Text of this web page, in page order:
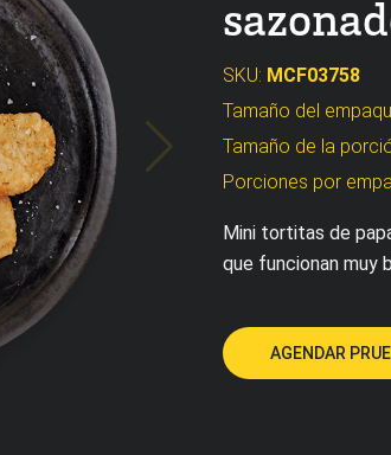
SKU: MCF03758
Tamaño del
Tamaño de la
Porciones por
Mini tortitas de
que funcionan muy
AGENDAR